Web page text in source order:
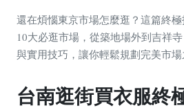
還在煩惱東京市場怎麼逛？這篇終
10大必逛市場，從築地場外到吉祥
與實用技巧，讓你輕鬆規劃完美市場
台南逛街買衣服終